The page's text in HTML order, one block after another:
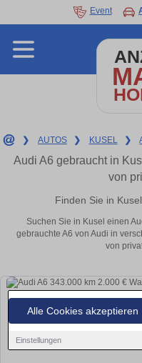
Alle Cookies akzeptieren
Einstellungen
Event
❯ AUTOS ❯ KUSEL ❯
Audi A6 gebraucht in
von
Finden Sie in
Suchen Sie in Kusel einen
gebrauchte A6 von Audi in
von